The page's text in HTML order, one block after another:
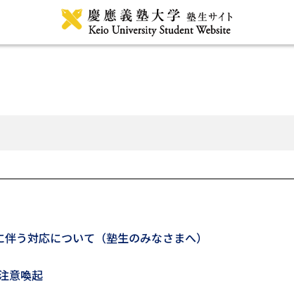
伴う対応について（塾生のみなさまへ）
意喚起